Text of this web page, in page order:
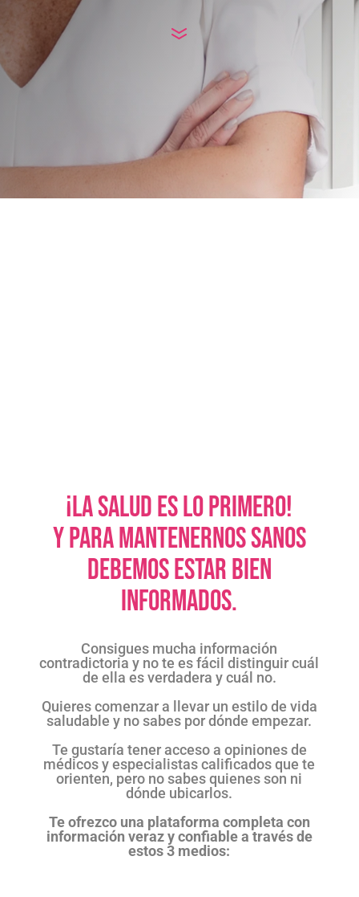
¡La salud es lo primero!
y para mantenernos sanos
debemos estar bien
informados.
Consigues mucha información
contradictoria y no te es fácil distinguir cuál
de ella es verdadera y cuál no.
Quieres comenzar a llevar un estilo de vida
saludable y no sabes por dónde empezar.
Te gustaría tener acceso a opiniones de
médicos y especialistas calificados que te
orienten, pero no sabes quienes son ni
dónde ubicarlos.
Te ofrezco una plataforma completa con
información veraz y confiable a través de
estos 3 medios: